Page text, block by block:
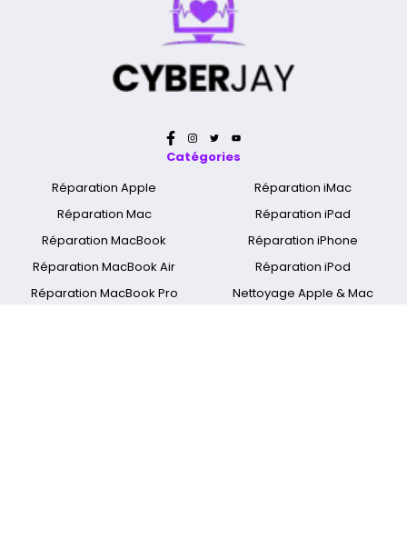
Catégories
Réparation Apple
Réparation Mac
Réparation MacBook
Réparation MacBook Air
Réparation MacBook Pro
Réparation iMac
Réparation iPad
Réparation iPhone
Réparation iPod
Nettoyage Apple & Mac